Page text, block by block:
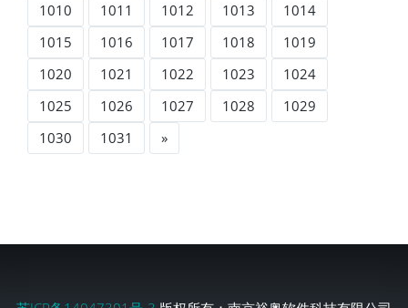
1010
1011 1012 1013
1014
1015
1016 1017 1018
1019
1020
1021 1022 1023
1024
1025
1026 1027 1028
1029
1030
1031 »